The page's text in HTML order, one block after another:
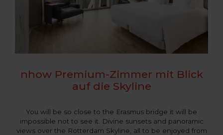
nhow Premium-Zimmer mit Blick
auf die Skyline
You will be so close to the Erasmus bridge it will be
impossible not to see it. Divine sunsets and panoramic
views over the Rotterdam Skyline, all to be enjoyed from